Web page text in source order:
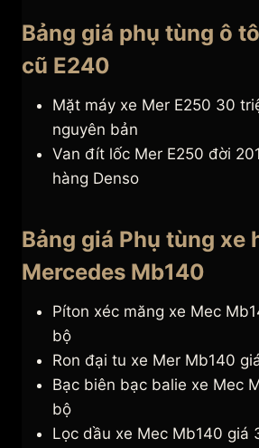
Bảng giá phụ tùng ô
cũ E240
Mặt máy xe Mer E250 30
nguyên bản
Van đít lốc Mer E250 đời
hàng Denso
Bảng giá Phụ tùng xe
Mercedes Mb140
Píton xéc măng xe Mec
bộ
Ron đại tu xe Mer Mb140
Bạc biên bạc balie xe Mec
bộ
Lọc dầu xe Mec Mb140 giá